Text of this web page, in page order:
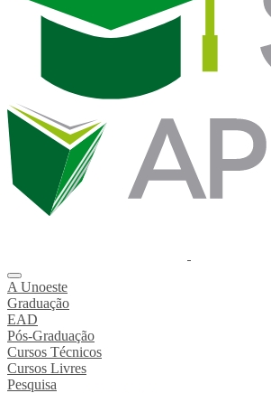
A Unoeste
Graduação
EAD
Pós-Graduação
Cursos Técnicos
Cursos Livres
Pesquisa